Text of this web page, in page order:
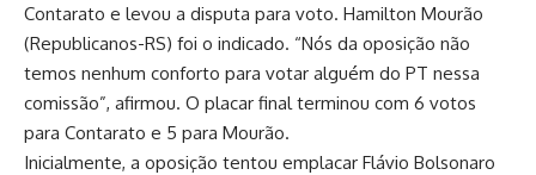
Contarato e levou a disputa para voto. Hamilton Mourão
(Republicanos-RS) foi o indicado. “Nós da oposição não
temos nenhum conforto para votar alguém do PT nessa
comissão”, afirmou. O placar final terminou com 6 votos
para Contarato e 5 para Mourão.
Inicialmente, a oposição tentou emplacar Flávio Bolsonaro